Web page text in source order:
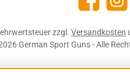
Facebook
zzgl. Versandkosten
German Sport Guns - Alle